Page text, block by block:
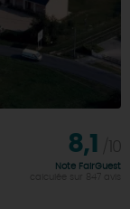
8,1
Note FairGuest